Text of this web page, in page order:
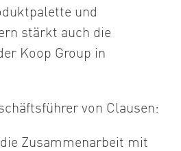
und
stärkt auch die
Koop Group in
von Clausen:
Zusammenarbeit mit